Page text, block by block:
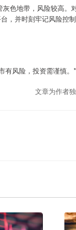
色地带，风险较高。
，并时刻牢记风险控
有风险，投资需谨慎。*
文章为作者